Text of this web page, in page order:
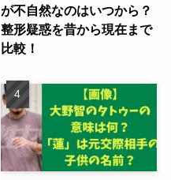
が不自然なのはいつから？
整形疑惑を昔から現在まで
比較！